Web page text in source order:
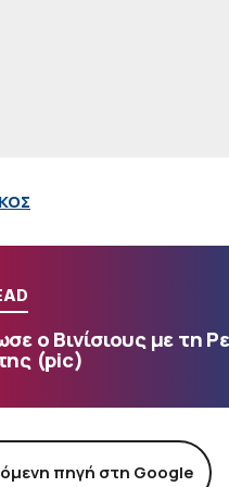
ο Βινίσιους με τη
(pic)
πηγή στη Google